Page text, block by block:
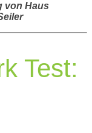
von Haus
Test: